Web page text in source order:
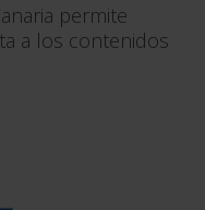
permite
a los contenidos